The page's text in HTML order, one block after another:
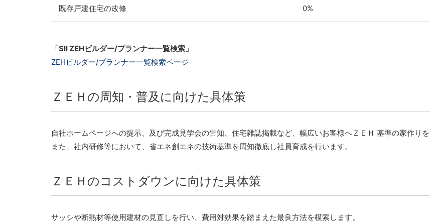
既存戸建住宅の改修 0%
「SII ZEHビルダー/プランナー一覧検索」
ZEHビルダー/プランナー一覧検索ページ
ＺＥＨの周知・普及に向けた具体策
自社ホームページへの提示、及び完成見学会の告知、住宅雑誌掲載など、幅広いお客様へＺＥＨ 基準の家作り
また、社内研修等において、省エネ創エネの技術基準を周知徹底し社員育成を行います。
ＺＥＨのコストダウンに向けた具体策
サッシや断熱材等使用建材の見直しを行い、費用対効果を踏まえた最良方法を模索します。